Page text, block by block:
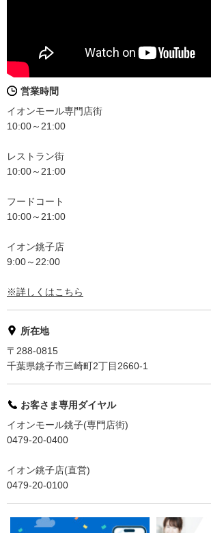
営業時間
イオンモール専門店街
10:00～21:00
レストラン街
10:00～21:00
フードコート
10:00～21:00
イオン銚子店
9:00～22:00
※詳しくはこちら
所在地
〒288-0815
千葉県銚子市三崎町2丁目2660-1
お客さま専用ダイヤル
イオンモール銚子(専門店街)
0479-20-0400
イオン銚子店(直営)
0479-20-0100